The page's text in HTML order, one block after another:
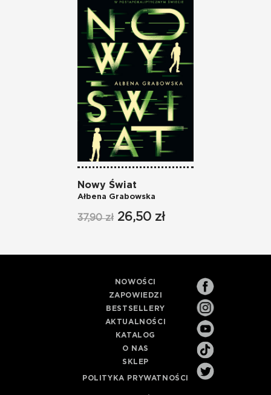
Nowy Świat
Ałbena Grabowska
37,90 zł 26,50 zł
NOWOŚCI
ZAPOWIEDZI
BESTSELLERY
AKTUALNOŚCI
KATALOG
O NAS
SKLEP
POLITYKA PRYWATNOŚCI